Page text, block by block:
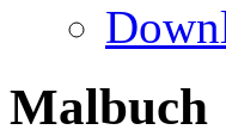
Malbuch